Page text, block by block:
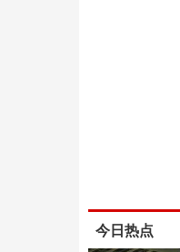
今日热点